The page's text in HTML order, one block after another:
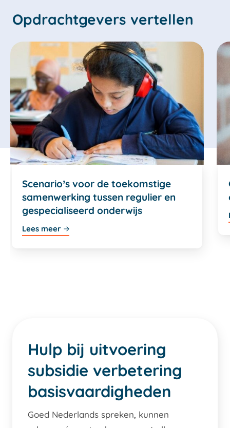
Opdrachtgevers vertellen
Scenario’s voor de toekomstige
samenwerking tussen regulier en
gespecialiseerd onderwijs
Lees meer
Hulp bij uitvoering
subsidie verbetering
basisvaardigheden
Goed Nederlands spreken, kunnen